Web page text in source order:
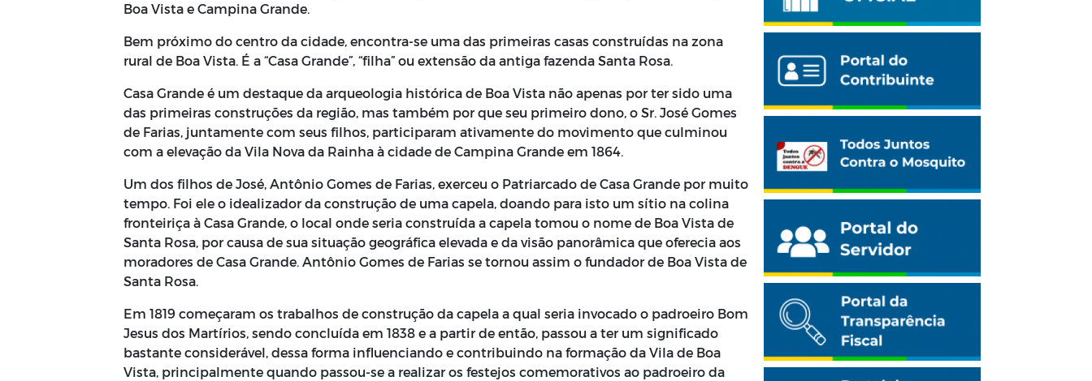
Boa Vista e Campina Grande.
Bem próximo do centro da cidade, encontra-se uma das primeiras casas construídas na zona
rural de Boa Vista. É a “Casa Grande”, “filha” ou extensão da antiga fazenda Santa Rosa.
Casa Grande é um destaque da arqueologia histórica de Boa Vista não apenas por ter sido uma
das primeiras construções da região, mas também por que seu primeiro dono, o Sr. José Gomes
de Farias, juntamente com seus filhos, participaram ativamente do movimento que culminou
com a elevação da Vila Nova da Rainha à cidade de Campina Grande em 1864.
Um dos filhos de José, Antônio Gomes de Farias, exerceu o Patriarcado de Casa Grande por muito
tempo. Foi ele o idealizador da construção de uma capela, doando para isto um sítio na colina
fronteiriça à Casa Grande, o local onde seria construída a capela tomou o nome de Boa Vista de
Santa Rosa, por causa de sua situação geográfica elevada e da visão panorâmica que oferecia aos
moradores de Casa Grande. Antônio Gomes de Farias se tornou assim o fundador de Boa Vista de
Santa Rosa.
Em 1819 começaram os trabalhos de construção da capela a qual seria invocado o padroeiro Bom
Jesus dos Martírios, sendo concluída em 1838 e a partir de então, passou a ter um significado
bastante considerável, dessa forma influenciando e contribuindo na formação da Vila de Boa
Vista, principalmente quando passou-se a realizar os festejos comemorativos ao padroeiro da